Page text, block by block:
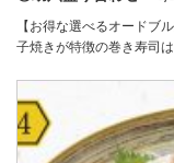
【お得な選べるオードブ
子焼きが特徴の巻き寿司